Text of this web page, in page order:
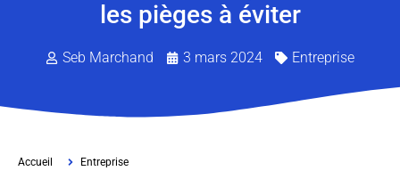
les pièges à éviter
Seb Marchand 3 mars 2024 Entreprise
Accueil
Entreprise